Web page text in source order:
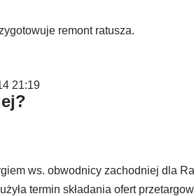
remont ratusza.
21:19
ws. obwodnicy zachodniej dla
termin składania ofert